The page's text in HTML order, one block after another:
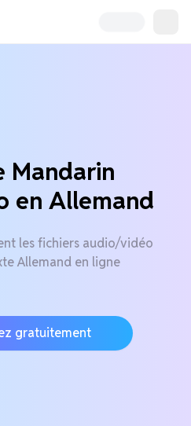
Mandarin
en Allemand
les fichiers audio/vidéo
Allemand en ligne
gratuitement